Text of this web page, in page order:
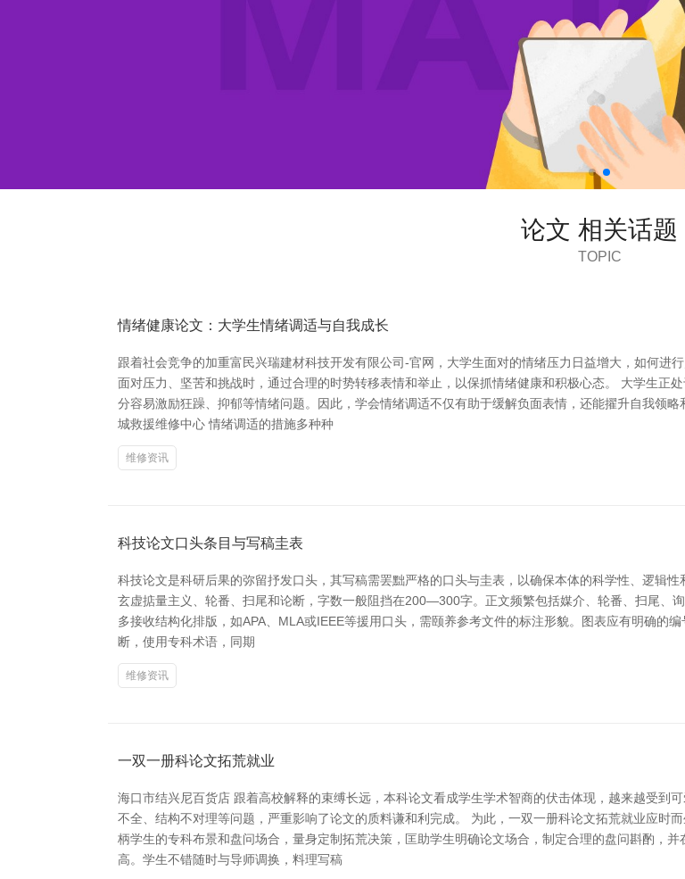
论文 相关话题
TOPIC
情绪健康论文：大学生情绪调适与自我成长
跟着社会竞争的加重富民兴瑞建材科技开发有限公司-官网，大学生面对的情绪压力日益增大，如何进
面对压力、坚苦和挑战时，通过合理的时势转移表情和举止，以保抓情绪健康和积极心态。 大学生正
分容易激励狂躁、抑郁等情绪问题。因此，学会情绪调适不仅有助于缓解负面表情，还能擢升自我领
城救援维修中心 情绪调适的措施多种种
维修资讯
科技论文口头条目与写稿圭表
科技论文是科研后果的弥留抒发口头，其写稿需罢黜严格的口头与圭表，以确保本体的科学性、逻辑
玄虚掂量主义、轮番、扫尾和论断，字数一般阻挡在200—300字。正文频繁包括媒介、轮番、扫尾、
多接收结构化排版，如APA、MLA或IEEE等援用口头，需颐养参考文件的标注形貌。图表应有明确的
断，使用专科术语，同期
维修资讯
一双一册科论文拓荒就业
海口市结兴尼百货店 跟着高校解释的束缚长远，本科论文看成学生学术智商的伏击体现，越来越受到
不全、结构不对理等问题，严重影响了论文的质料谦和利完成。 为此，一双一册科论文拓荒就业应时
柄学生的专科布景和盘问场合，量身定制拓荒决策，匡助学生明确论文场合，制定合理的盘问斟酌，
高。学生不错随时与导师调换，料理写稿